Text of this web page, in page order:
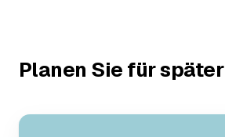
Planen Sie für später